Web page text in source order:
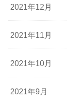
2021年12月
2021年11月
2021年10月
2021年9月